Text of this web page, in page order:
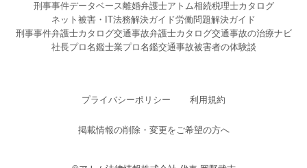
刑事事件データベース離婚弁護士アトム相続税理士カタログ
ネット被害・IT法務解決ガイド労働問題解決ガイド
刑事事件弁護士カタログ交通事故弁護士カタログ交通事故の治療ナビ
社長プロ名鑑士業プロ名鑑交通事故被害者の体験談
プライバシーポリシー 利用規約
掲載情報の削除・変更をご希望の方へ